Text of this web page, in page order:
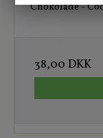
Chokolade -
38,00 DKK